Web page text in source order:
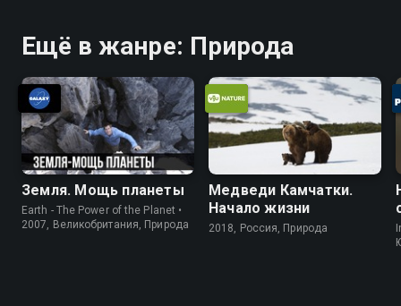
Ещё в жанре: Природа
Земля. Мощь планеты
Earth - The Power of the Planet •
2007, Великобритания, Природа
Медведи Камчатки.
Начало жизни
2018, Россия, Природа